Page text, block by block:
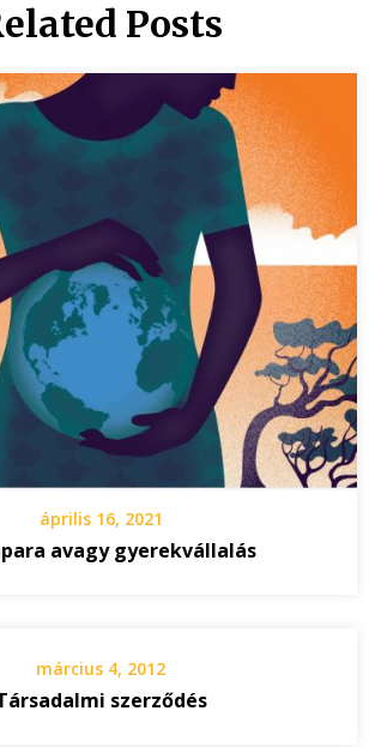
Posts
április 16, 2021
avagy gyerekvállalás
március 4, 2012
szerződés